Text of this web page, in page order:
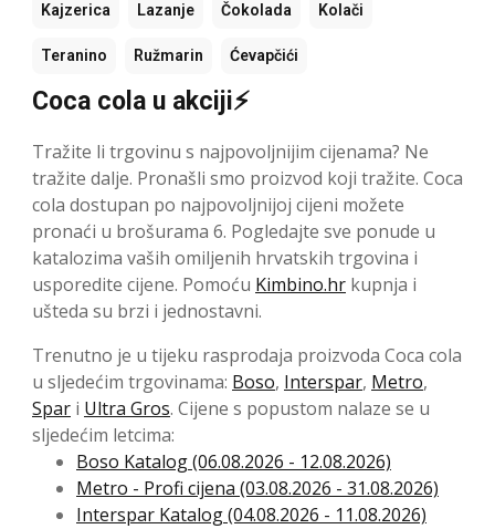
Kajzerica Lazanje Čokolada Kolači
Teranino Ružmarin Ćevapčići
Coca cola u akciji⚡
Tražite li trgovinu s najpovoljnijim cijenama? Ne
tražite dalje. Pronašli smo proizvod koji tražite. Coca
cola dostupan po najpovoljnijoj cijeni možete
pronaći u brošurama 6. Pogledajte sve ponude u
katalozima vaših omiljenih hrvatskih trgovina i
usporedite cijene. Pomoću Kimbino.hr kupnja i
ušteda su brzi i jednostavni.
Trenutno je u tijeku rasprodaja proizvoda Coca cola
u sljedećim trgovinama: Boso, Interspar, Metro,
Spar i Ultra Gros. Cijene s popustom nalaze se u
sljedećim letcima:
Boso Katalog (06.08.2026 - 12.08.2026)
Metro - Profi cijena (03.08.2026 - 31.08.2026)
Interspar Katalog (04.08.2026 - 11.08.2026)